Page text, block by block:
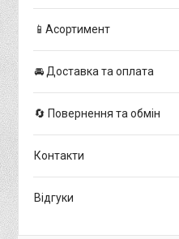
📱Асортимент
🚘 Доставка та оплата
🔄 Повернення та обмін
Контакти
Відгуки